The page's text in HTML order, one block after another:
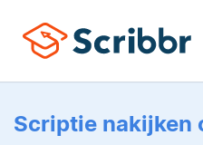
Scriptie nakijken